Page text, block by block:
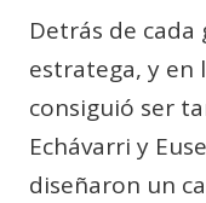
Detrás de
estratega, y en
consiguió ser
Echávarri y
diseñaron un